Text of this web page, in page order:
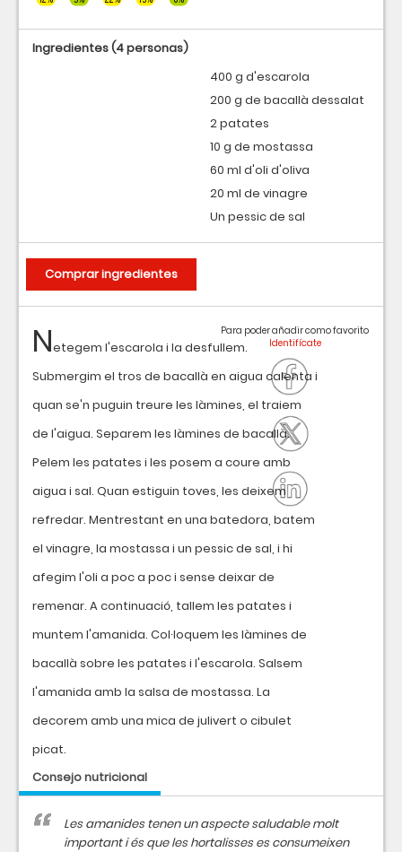
Netegem l'escarola i la desfullem.
Submergim el tros de bacallà en aigua calenta i
quan se'n puguin treure les làmines, el traiem
de l'aigua. Separem les làmines de bacallà.
Pelem les patates i les posem a coure amb
aigua i sal. Quan estiguin toves, les deixem
refredar. Mentrestant en una batedora, batem
el vinagre, la mostassa i un pessic de sal, i hi
afegim l'oli a poc a poc i sense deixar de
remenar. A continuació, tallem les patates i
muntem l'amanida. Col·loquem les làmines de
bacallà sobre les patates i l'escarola. Salsem
l'amanida amb la salsa de mostassa. La
decorem amb una mica de julivert o cibulet
picat.
Consejo nutricional
Les amanides tenen un aspecte saludable molt
important i és que les hortalisses es consumeixen
Para poder añadir como favorito
Ingredientes(4 personas)
400 g d'escarola
200 g de bacallà dessalat
2 patates
10 g de mostassa
60 ml d'oli d'oliva
20 ml de vinagre
Un pessic de sal
Comprar ingredientes